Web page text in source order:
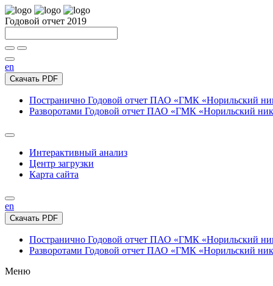
Годовой отчет 2019
en
Скачать PDF
Постранично Годовой отчет ПАО «ГМК «Норильский
Разворотами Годовой отчет ПАО «ГМК «Норильский
Интерактивный анализ
Центр загрузки
Карта сайта
en
Скачать PDF
Постранично Годовой отчет ПАО «ГМК «Норильский
Разворотами Годовой отчет ПАО «ГМК «Норильский
Меню